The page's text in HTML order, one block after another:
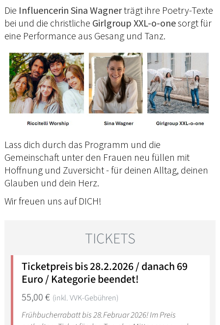
Die Influencerin Sina Wagnerträgt ihre Poetry-Texte
bei und die christliche Girlgroup XXL-o-onesorgt für
eine Performance aus Gesang und Tanz.
Lass dich durch das Programm und die
Gemeinschaft unter den Frauen neu füllen mit
Hoffnung und Zuversicht - für deinen Alltag, deinen
Glauben und dein Herz.
Wir freuen uns auf DICH!